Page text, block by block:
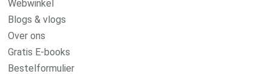
Webwinkel
Blogs & vlogs
Over ons
Gratis E-books
Bestelformulier